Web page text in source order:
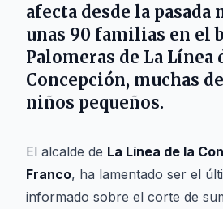
afecta desde la pasada
unas 90 familias en el
Palomeras de La Línea
Concepción, muchas
niños pequeños.
El alcalde de La Línea de la
Franco, ha lamentado ser el
informado sobre el corte de